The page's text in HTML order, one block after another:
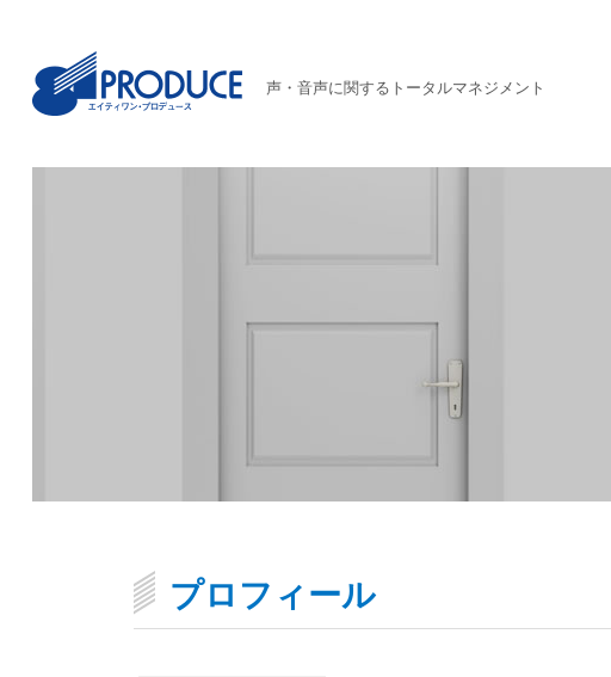
声・音声に関するトータルマネジメント
プロフィール